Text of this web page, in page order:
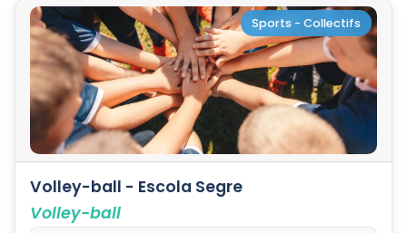
Sports - Collectifs
Volley-ball - Escola Segre
Volley-ball